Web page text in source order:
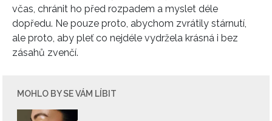
včas, chránit ho před rozpadem a myslet déle
dopředu. Ne pouze proto, abychom zvrátily stárnutí,
ale proto, aby pleť co nejdéle vydržela krásná i bez
zásahů zvenčí.
MOHLO BY SE VÁM LÍBIT